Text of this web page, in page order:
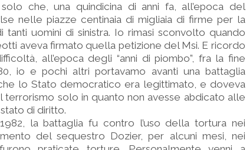
che, una quindicina di anni fa, all’epoca del
nelle piazze centinaia di migliaia di firme per la
uomini di sinistra. Io rimasi sconvolto quando
aveva firmato quella petizione del Msi. E ricordo
all’epoca degli “anni di piombo”, fra la fine
io e pochi altri portavamo avanti una battaglia
lo Stato democratico era legittimato, e doveva
solo in quanto non avesse abdicato alle
di diritto.
la battaglia fu contro l’uso della tortura nei
del sequestro Dozier, per alcuni mesi, nei